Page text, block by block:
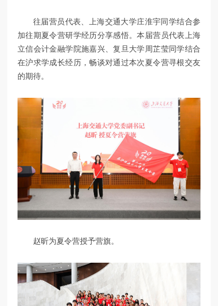
往届营员代表、上海交通大学庄淮宇同学结合参
加往期夏令营研学经历分享感悟。本届营员代表上海
立信会计金融学院施嘉兴、复旦大学周芷莹同学结合
在沪求学成长经历，畅谈对通过本次夏令营寻根交友
的期待。
赵昕为夏令营授予营旗。